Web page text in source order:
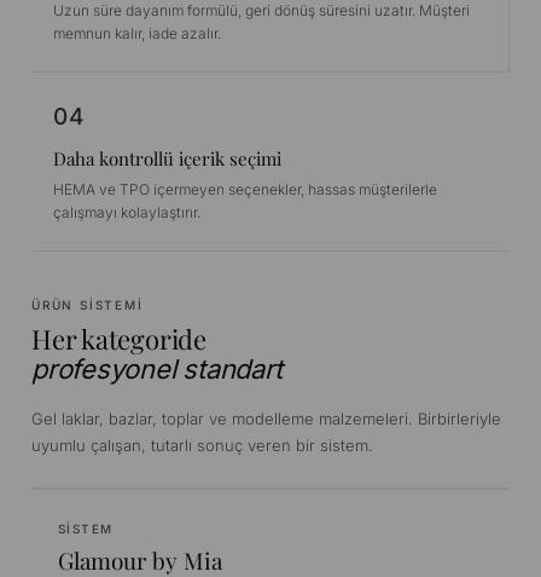
Uzun süre dayanım formülü, geri dönüş süresini uzatır. Müşteri
memnun kalır, iade azalır.
04
Daha kontrollü içerik seçimi
HEMA ve TPO içermeyen seçenekler, hassas müşterilerle
çalışmayı kolaylaştırır.
ÜRÜN SISTEMI
Her kategoride
profesyonel standart
Gel laklar, bazlar, toplar ve modelleme malzemeleri. Birbirleriyle
uyumlu çalışan, tutarlı sonuç veren bir sistem.
SISTEM
Glamour by Mia